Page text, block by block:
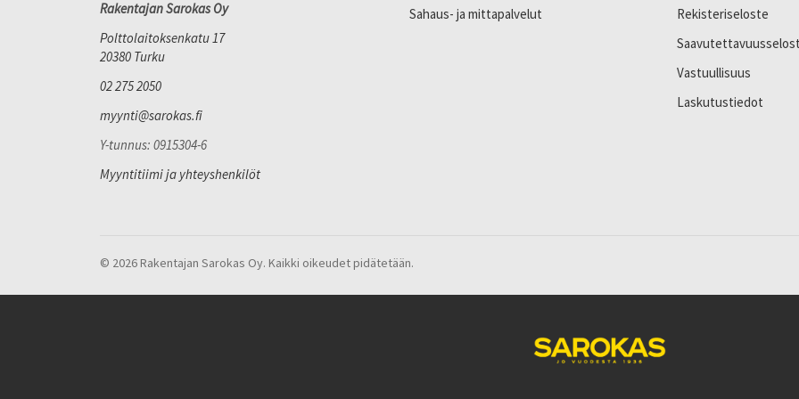
Rakentajan Sarokas Oy
Polttolaitoksenkatu 17
20380 Turku
02 275 2050
myynti@sarokas.fi
Y-tunnus: 0915304-6
Myyntitiimi ja yhteyshenkilöt
Sahaus- ja mittapalvelut
Rekisteriseloste
Vastuullisuus
Laskutustiedot
© 2026 Rakentajan Sarokas Oy. Kaikki oikeudet pidätetään.